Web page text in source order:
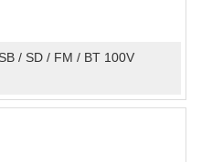
/ SD / FM / BT 100V